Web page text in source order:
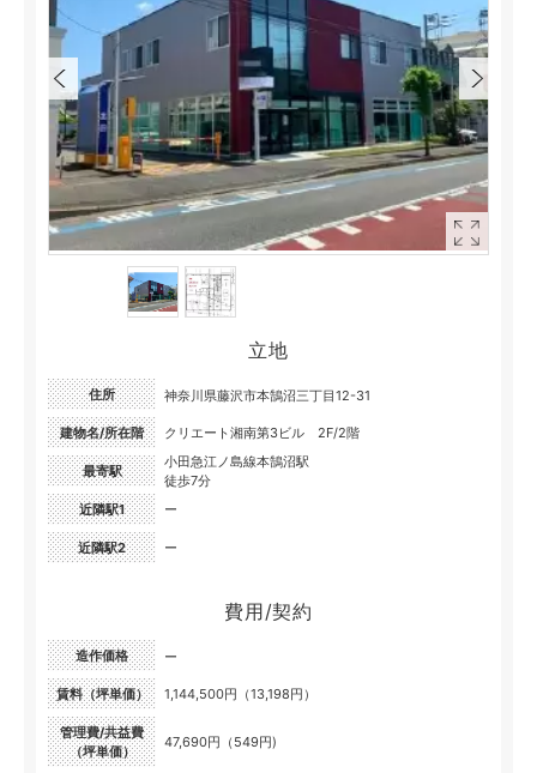
立地
住所 神奈川県藤沢市本鵠沼三丁目12-31
建物名/所在階 クリエート湘南第3ビル 2F/2階
最寄駅
小田急江ノ島線本鵠沼駅
徒歩7分
近隣駅1
ー
近隣駅2 ー
費用/契約
造作価格 ー
賃料（坪単価） 1,144,500円（13,198円）
管理費/共益費
（坪単価）
47,690円（549円)